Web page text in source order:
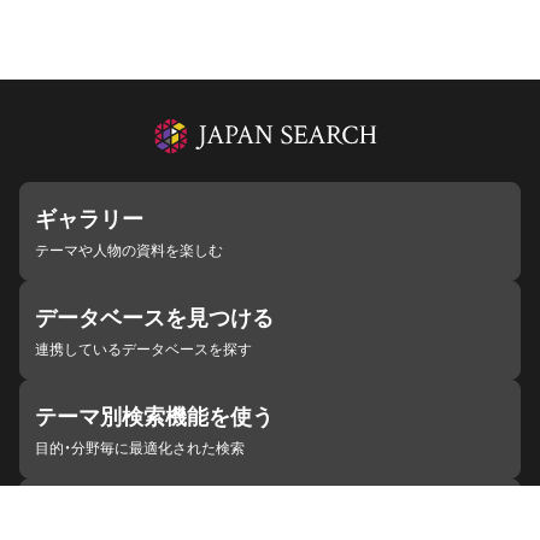
ギャラリー
テーマや人物の資料を楽しむ
データベースを見つける
連携しているデータベースを探す
テーマ別検索機能を使う
目的・分野毎に最適化された検索